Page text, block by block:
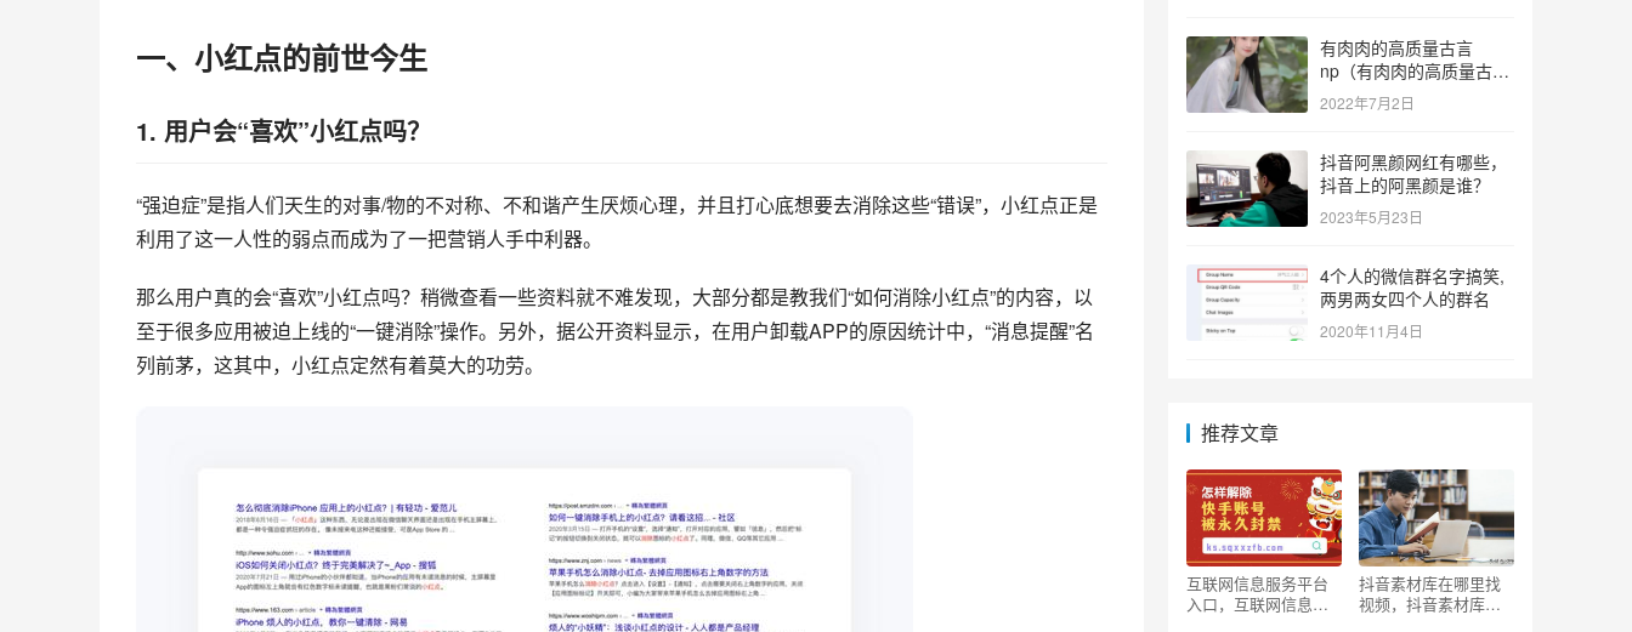
一、小红点的前世今生
1. 用户会“喜欢”小红点吗？
“强迫症”是指人们天生的对事/物的不对称、不和谐产生厌烦心理，并且打心底想要去消除这些“错误”，小红点正是
利用了这一人性的弱点而成为了一把营销人手中利器。
那么用户真的会“喜欢”小红点吗？稍微查看一些资料就不难发现，大部分都是教我们“如何消除小红点”的内容，以
至于很多应用被迫上线的“一键消除”操作。另外，据公开资料显示，在用户卸载APP的原因统计中，“消息提醒”名
列前茅，这其中，小红点定然有着莫大的功劳。
有肉肉的高质量古言
np（有肉肉的高质量古言
np推荐）
2022年7月2日
抖音阿黑颜网红有哪些，
抖音上的阿黑颜是谁？
2023年5月23日
4个人的微信群名字搞笑,
两男两女四个人的群名
2020年11月4日
推荐文章
互联网信息服务平台
入口，互联网信息服
抖音素材库在哪里找
视频，抖音素材库在